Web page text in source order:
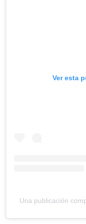
Ver esta
Una publicación